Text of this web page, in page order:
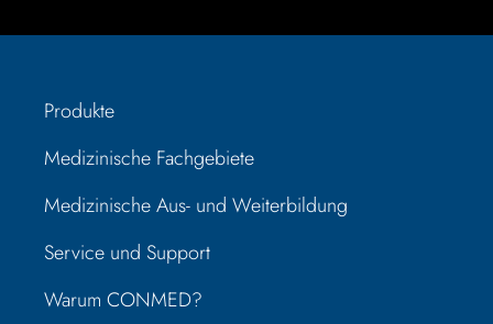
Produkte
Medizinische Fachgebiete
Medizinische Aus- und Weiterbildung
Service und Support
Warum CONMED?